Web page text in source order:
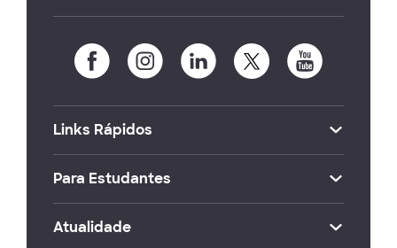
Links Rápidos
Para Estudantes
Atualidade